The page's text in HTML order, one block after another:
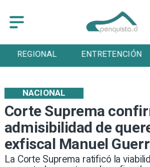
ENTRETENCIÓN DEPORTES
Corte Suprema
admisibilidad de
exfiscal Manuel
La Corte Suprema ratificó la
NACIONAL